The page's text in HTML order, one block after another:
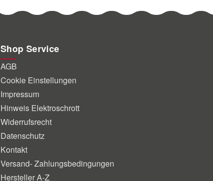
Shop Service
AGB
Cookie Einstellungen
Impressum
Hinweis Elektroschrott
Widerrufsrecht
Datenschutz
Kontakt
Versand- Zahlungsbedingungen
Hersteller A-Z